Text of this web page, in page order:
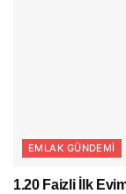
EMLAK GÜNDEMI
1.20 Faizli İlk